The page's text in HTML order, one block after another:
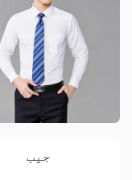
جیب